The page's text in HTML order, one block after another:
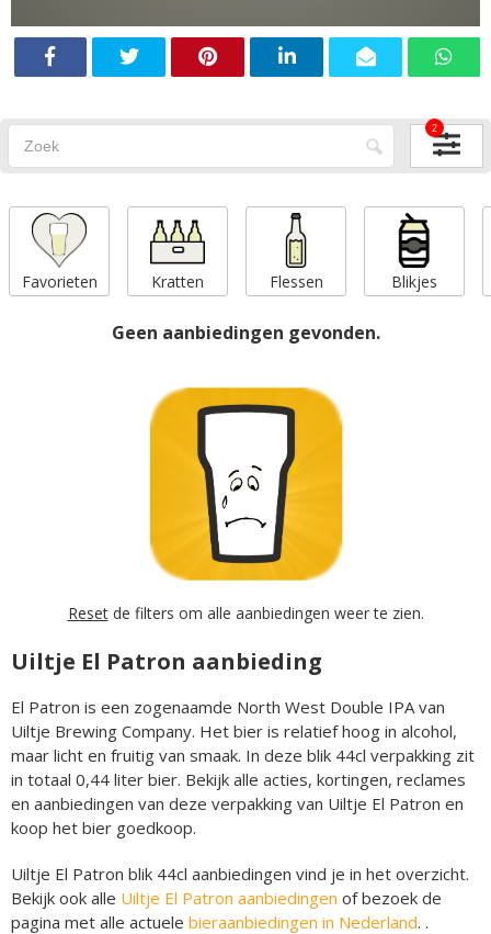
2
Favorieten Kratten Flessen Blikjes
Geen aanbiedingen gevonden.
Resetde filters om alle aanbiedingen weer te zien.
Uiltje El Patron aanbieding
El Patron is een zogenaamde North West Double IPA van
Uiltje Brewing Company. Het bier is relatief hoog in alcohol,
maar licht en fruitig van smaak. In deze blik 44cl verpakking zit
in totaal 0,44 liter bier. Bekijk alle acties, kortingen, reclames
en aanbiedingen van deze verpakking van Uiltje El Patron en
koop het bier goedkoop.
Uiltje El Patron blik 44cl aanbiedingen vind je in het overzicht.
Bekijk ook alle Uiltje El Patron aanbiedingen of bezoek de
pagina met alle actuele bieraanbiedingen in Nederland. .